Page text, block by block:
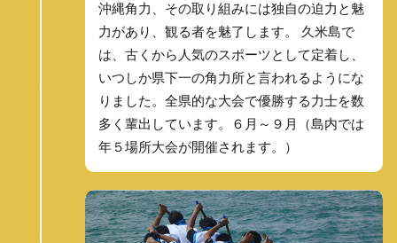
沖縄角力、その取り組みには独自の迫力と魅
力があり、観る者を魅了します。 久米島で
は、古くから人気のスポーツとして定着し、
いつしか県下一の角力所と言われるようにな
りました。全県的な大会で優勝する力士を数
多く輩出しています。６月～９月（島内では
年５場所大会が開催されます。）